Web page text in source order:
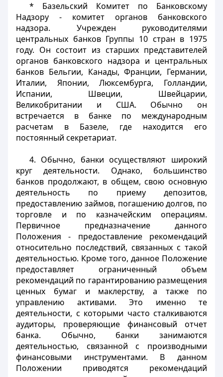
* Базельский Комитет по Банковскому
Надзору - комитет органов банковского
надзора. Учрежден руководителями
центральных банков Группы 10 стран в 1975
году. Он состоит из старших представителей
органов банковского надзора и центральных
банков Бельгии, Канады, Франции, Германии,
Италии, Японии, Люксембурга, Голландии,
Испании, Швеции, Швейцарии,
Великобритании и США. Обычно он
встречается в банке по международным
расчетам в Базеле, где находится его
постоянный секретариат.
4. Обычно, банки осуществляют широкий
круг деятельности. Однако, большинство
банков продолжают, в общем, свою основную
деятельность по приему депозитов,
предоставлению займов, погашению долгов, по
торговле и по казначейским операциям.
Первичное предназначение данного
Положения - предоставление рекомендаций
относительно последствий, связанных с такой
деятельностью. Кроме того, данное Положение
предоставляет ограниченный объем
рекомендаций по гарантированию размещения
ценных бумаг и маклерству, а также по
управлению активами. Это именно те
деятельности, с которыми часто сталкиваются
аудиторы, проверяющие финансовый отчет
банка. Обычно, банки занимаются
деятельностью, связанной с производными
финансовыми инструментами. В данном
Положении приводятся рекомендаций